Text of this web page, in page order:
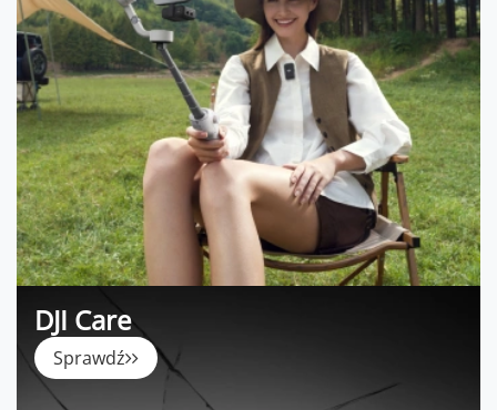
DJI Care
Sprawdź